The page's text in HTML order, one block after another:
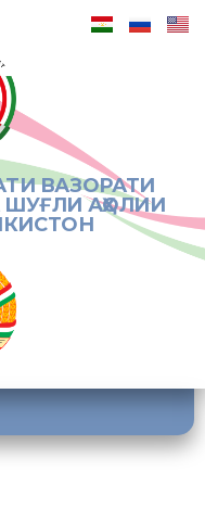
ВАЗОРАТИ
ШУҒЛИ АҲОЛИИ